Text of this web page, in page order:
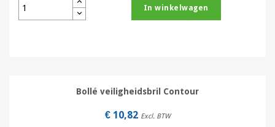
In winkelwagen
Bollé veiligheidsbril Contour
€ 10,82 Excl. BTW